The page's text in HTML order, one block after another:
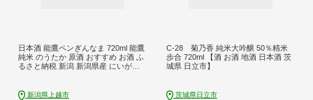
日本酒 能鷹ペンぎんなま 720ml 能鷹
純米 のうたか 原酒 おすすめ お酒 ふ
るさと納税 新潟 新潟県産 にいがた
新潟県上越市
C-28 菊乃香 純米大吟醸 50％精米
歩合 720ml 【酒 お酒 地酒 日本酒 茨
城県 日立市】
茨城県日立市